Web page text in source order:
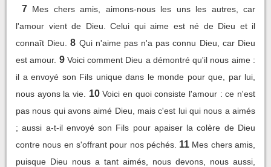
7 Mes chers amis, aimons-nous les uns les autres, car
l'amour vient de Dieu. Celui qui aime est né de Dieu et il
connaît Dieu.
8 Qui n'aime pas n'a pas connu Dieu, car Dieu
est amour. 9 Voici comment Dieu a démontré qu'il nous aime :
il a envoyé son Fils unique dans le monde pour que, par lui,
nous ayons la vie.
10 Voici en quoi consiste l'amour : ce n'est
pas nous qui avons aimé Dieu, mais c'est lui qui nous a aimés
; aussi a-t-il envoyé son Fils pour apaiser la colère de Dieu
contre nous en s'offrant pour nos péchés. 11 Mes chers amis,
puisque Dieu nous a tant aimés, nous devons, nous aussi,